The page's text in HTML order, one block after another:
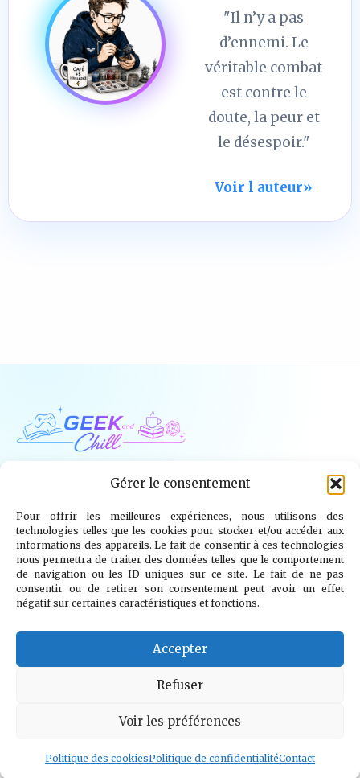
Gérer le consentement
Pour offrir les meilleures expériences, nous utilisons des
technologies telles que les cookies pour stocker et/ou accéder aux
informations des appareils. Le fait de consentir à ces technologies
nous permettra de traiter des données telles que le comportement
de navigation ou les ID uniques sur ce site. Le fait de ne pas
consentir ou de retirer son consentement peut avoir un effet
négatif sur certaines caractéristiques et fonctions.
Accepter
Refuser
Voir les préférences
Politique des cookiesPolitique de confidentialitéContact
"Il n’y a pas
d’ennemi. Le
véritable combat
est contre le
doute, la peur et
le désespoir."
Voir l auteur»
Jeux Vidéo Tech Tabletop Livres
Mangas / BD TV Goodies Kids
Wargames
info@geekandchill.com
Contact
À propos